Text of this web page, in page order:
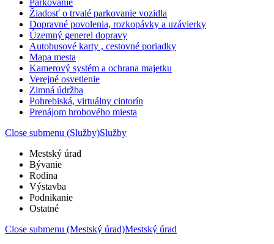
Parkovanie
Žiadosť o trvalé parkovanie vozidla
Dopravné povolenia, rozkopávky a uzávierky
Územný generel dopravy
Autobusové karty , cestovné poriadky
Mapa mesta
Kamerový systém a ochrana majetku
Verejné osvetlenie
Zimná údržba
Pohrebiská, virtuálny cintorín
Prenájom hrobového miesta
Close submenu (Služby)Služby
Mestský úrad
Bývanie
Rodina
Výstavba
Podnikanie
Ostatné
Close submenu (Mestský úrad)Mestský úrad